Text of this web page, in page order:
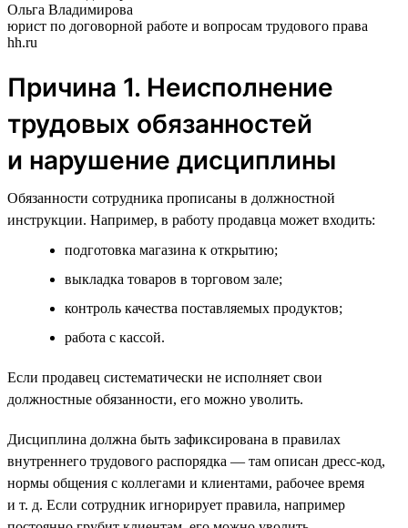
Ольга Владимирова
юрист по договорной работе и вопросам трудового права
hh.ru
Причина 1. Неисполнение
трудовых обязанностей
и нарушение дисциплины
Обязанности сотрудника прописаны в должностной
инструкции. Например, в работу продавца может входить:
подготовка магазина к открытию;
выкладка товаров в торговом зале;
контроль качества поставляемых продуктов;
работа с кассой.
Если продавец систематически не исполняет свои
должностные обязанности, его можно уволить.
Дисциплина должна быть зафиксирована в правилах
внутреннего трудового распорядка — там описан дресс-код,
нормы общения с коллегами и клиентами, рабочее время
и т. д. Если сотрудник игнорирует правила, например